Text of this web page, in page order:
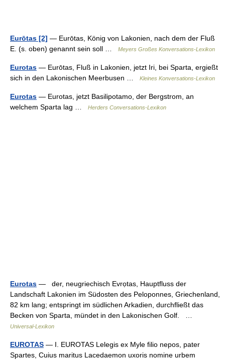
Eurōtas [2] — Eurōtas, König von Lakonien, nach dem der Fluß
E. (s. oben) genannt sein soll …
Meyers Großes Konversations-Lexikon
Eurotas — Eurōtas, Fluß in Lakonien, jetzt Iri, bei Sparta, ergießt
sich in den Lakonischen Meerbusen …
Kleines Konversations-Lexikon
Eurotas — Eurotas, jetzt Basilipotamo, der Bergstrom, an
welchem Sparta lag …
Herders Conversations-Lexikon
Eurotas — der, neugriechisch Evrọtas, Hauptfluss der
Landschaft Lakonien im Südosten des Peloponnes, Griechenland,
82 km lang; entspringt im südlichen Arkadien, durchfließt das
Becken von Sparta, mündet in den Lakonischen Golf. …
Universal-Lexikon
EUROTAS — I. EUROTAS Lelegis ex Myle filio nepos, pater
Spartes, Cuius maritus Lacedaemon uxoris nomine urbem